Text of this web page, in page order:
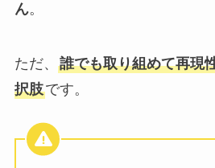
ん。
ただ、 誰でも取り組めて再現
択肢です。